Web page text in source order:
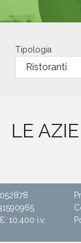
Tipologia
LE
10.400 i.v.